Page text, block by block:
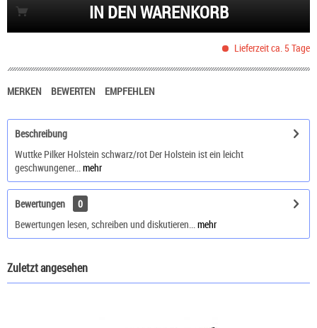
IN DEN WARENKORB
Lieferzeit ca. 5 Tage
MERKEN BEWERTEN EMPFEHLEN
Beschreibung
Wuttke Pilker Holstein schwarz/rot Der Holstein ist ein leicht
geschwungener...mehr
Bewertungen
0
Bewertungen lesen, schreiben und diskutieren...mehr
Zuletzt angesehen